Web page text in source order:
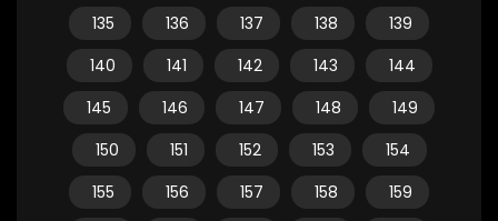
135
136 137 138
139
140
141 142 143
144
145
146 147 148
149
150
151 152 153
154
155
156 157 158
159